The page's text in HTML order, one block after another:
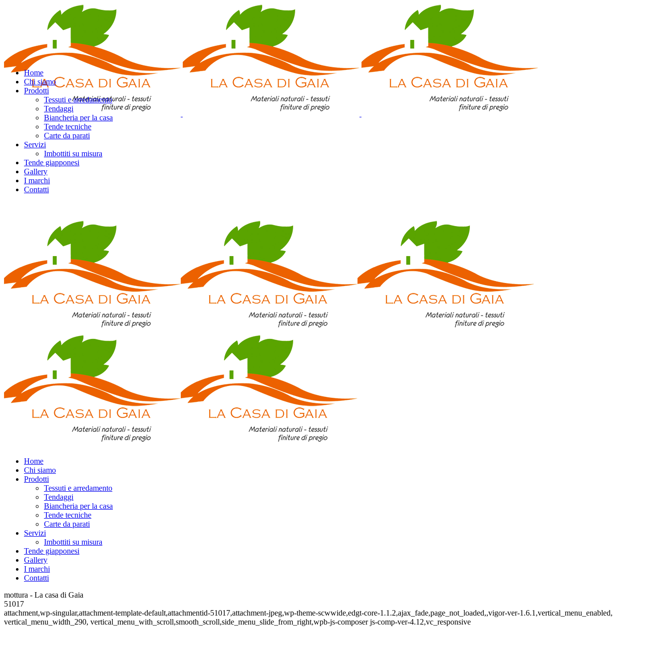
Home
Chi siamo
Prodotti
Tessuti e arredamento
Tendaggi
Biancheria per la casa
Tende tecniche
Carte da parati
Servizi
Imbottiti su misura
Tende giapponesi
Gallery
I marchi
Contatti
Home
Chi siamo
Prodotti
Tessuti e arredamento
Tendaggi
Biancheria per la casa
Tende tecniche
Carte da parati
Servizi
Imbottiti su misura
Tende giapponesi
Gallery
I marchi
Contatti
mottura - La casa di Gaia
51017
attachment,wp-singular,attachment-template-default,attachmentid-51017,attachment-jpeg,wp-theme-scwwide,edgt-core-1.1.2,ajax_fade,page_not_loaded,,vigor-ver-1.6.1,vertical_menu_enabled,
vertical_menu_width_290, vertical_menu_with_scroll,smooth_scroll,side_menu_slide_from_right,wpb-js-composer js-comp-ver-4.12,vc_responsive